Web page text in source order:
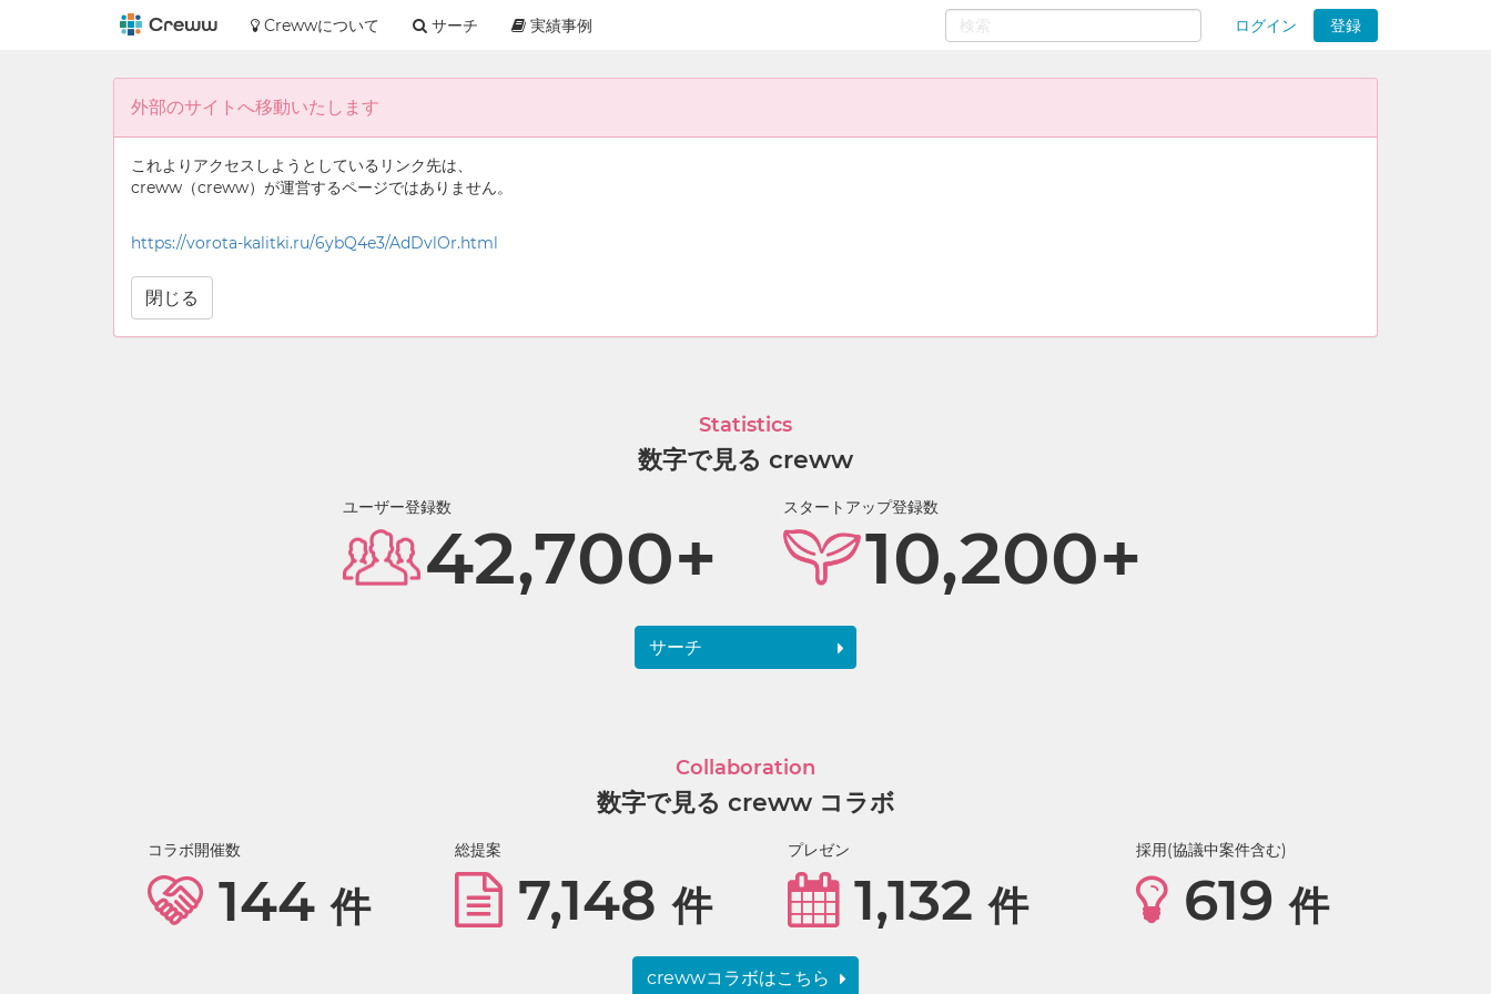
Crewwについて サーチ 実績事例 ログイン
登録
selections
外部のサイトへ移動いたします
これよりアクセスしようとしているリンク先は、
creww（creww）が運営するページではありません。
https://vorota-kalitki.ru/6ybQ4e3/AdDvlOr.html
閉じる
Statistics
数字で見る creww
ユーザー登録数
42,700+
スタートアップ登録数
10,200+
サーチ
Collaboration
数字で見る creww コラボ
コラボ開催数
144件
総提案
7,148件
プレゼン
1,132件
採用(協議中案件含む)
619件
crewwコラボはこちら